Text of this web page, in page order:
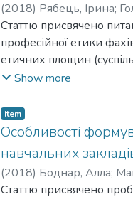
(2018) Рябець, Ірина;
Статтю присвячено
професійної етики
етичних площин
автори виокремили три
формування та розвитку
задля дотримання
Show more
Item
Особливості
навчальних
(2018) Боднар, Алла;
Статтю присвячено